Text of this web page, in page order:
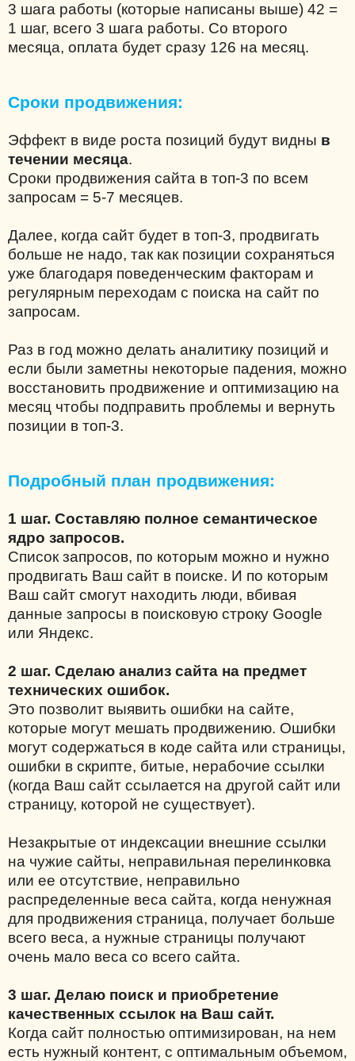
3 шага работы (которые написаны выше) 42 =
1 шаг, всего 3 шага работы. Со второго
месяца, оплата будет сразу 126 на месяц.
Сроки продвижения:
Эффект в виде роста позиций будут видны в
течении месяца.
Сроки продвижения сайта в топ-3 по всем
запросам = 5-7 месяцев.
Далее, когда сайт будет в топ-3, продвигать
больше не надо, так как позиции сохраняться
уже благодаря поведенческим факторам и
регулярным переходам с поиска на сайт по
запросам.
Раз в год можно делать аналитику позиций и
если были заметны некоторые падения, можно
восстановить продвижение и оптимизацию на
месяц чтобы подправить проблемы и вернуть
позиции в топ-3.
Подробный план продвижения:
1 шаг. Составляю полное семантическое
ядро запросов.
Список запросов, по которым можно и нужно
продвигать Ваш сайт в поиске. И по которым
Ваш сайт смогут находить люди, вбивая
данные запросы в поисковую строку Google
или Яндекс.
2 шаг. Сделаю анализ сайта на предмет
технических ошибок.
Это позволит выявить ошибки на сайте,
которые могут мешать продвижению. Ошибки
могут содержаться в коде сайта или страницы,
ошибки в скрипте, битые, нерабочие ссылки
(когда Ваш сайт ссылается на другой сайт или
страницу, которой не существует).
Незакрытые от индексации внешние ссылки
на чужие сайты, неправильная перелинковка
или ее отсутствие, неправильно
распределенные веса сайта, когда ненужная
для продвижения страница, получает больше
всего веса, а нужные страницы получают
очень мало веса со всего сайта.
3 шаг. Делаю поиск и приобретение
качественных ссылок на Ваш сайт.
Когда сайт полностью оптимизирован, на нем
есть нужный контент, с оптимальным объемом,